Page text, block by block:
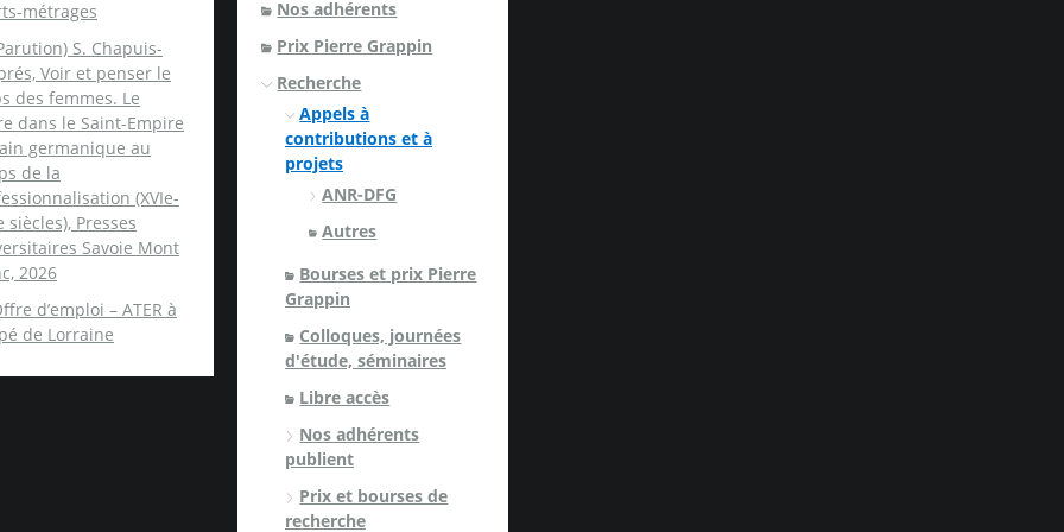
métrages
S. Chapuis-
Voir et penser le
des femmes. Le
dans le Saint-Empire
germanique au
de la
(XVIe-
siècles), Presses
Savoie Mont
2026
d’emploi – ATER à
de Lorraine
Nos adhérents
Prix Pierre Grappin
Recherche
Appels à
contributions et à
projets
ANR-DFG
Autres
Bourses et prix Pierre
Grappin
Colloques, journées
d'étude, séminaires
Libre accès
Nos adhérents
publient
Prix et bourses de
recherche